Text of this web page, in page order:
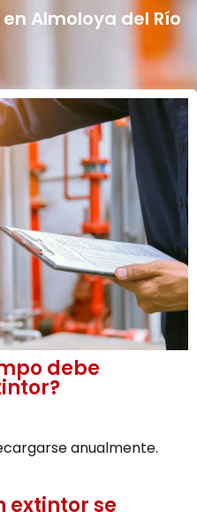
Almoloya del Río
debe
anualmente.
extintor se